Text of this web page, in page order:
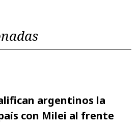
argentinos la
con Milei al frente